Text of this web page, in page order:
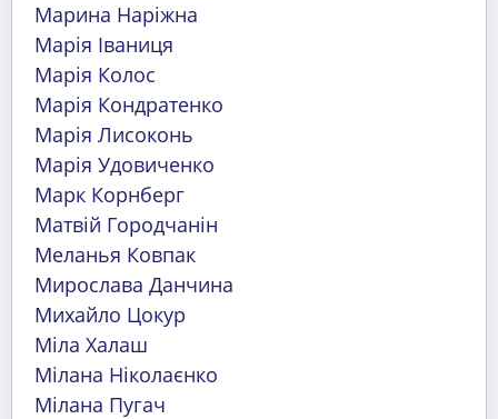
Марина Наріжна
Марія Іваниця
Марія Колос
Марія Кондратенко
Марія Лисоконь
Марія Удовиченко
Марк Корнберг
Матвій Городчанін
Меланья Ковпак
Мирослава Данчина
Михайло Цокур
Міла Халаш
Мілана Ніколаєнко
Мілана Пугач